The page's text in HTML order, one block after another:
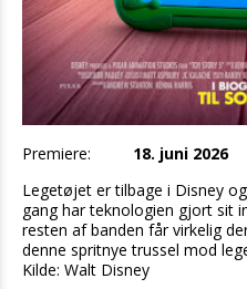
Premiere:
18. juni 2026
Legetøjet er tilbage i Disney
gang har teknologien gjort sit
resten af banden får virkelig
denne spritnye trussel mod
Kilde: Walt Disney